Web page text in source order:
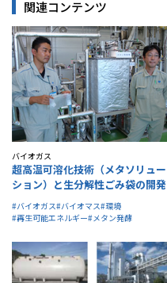
関連コンテンツ
バイオガス
超高温可溶化技術（メタソリュー
ション）と生分解性ごみ袋の開発
#バイオガス#バイオマス#環境
#再生可能エネルギー#メタン発酵